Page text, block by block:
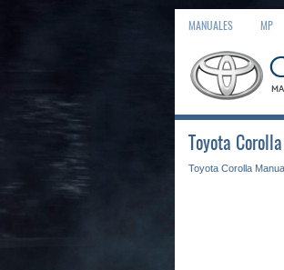
MANUALES MP
Toyota
Toyota Corolla